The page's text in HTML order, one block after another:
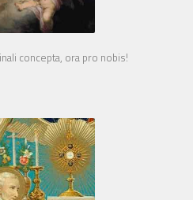
concepta, ora pro nobis!